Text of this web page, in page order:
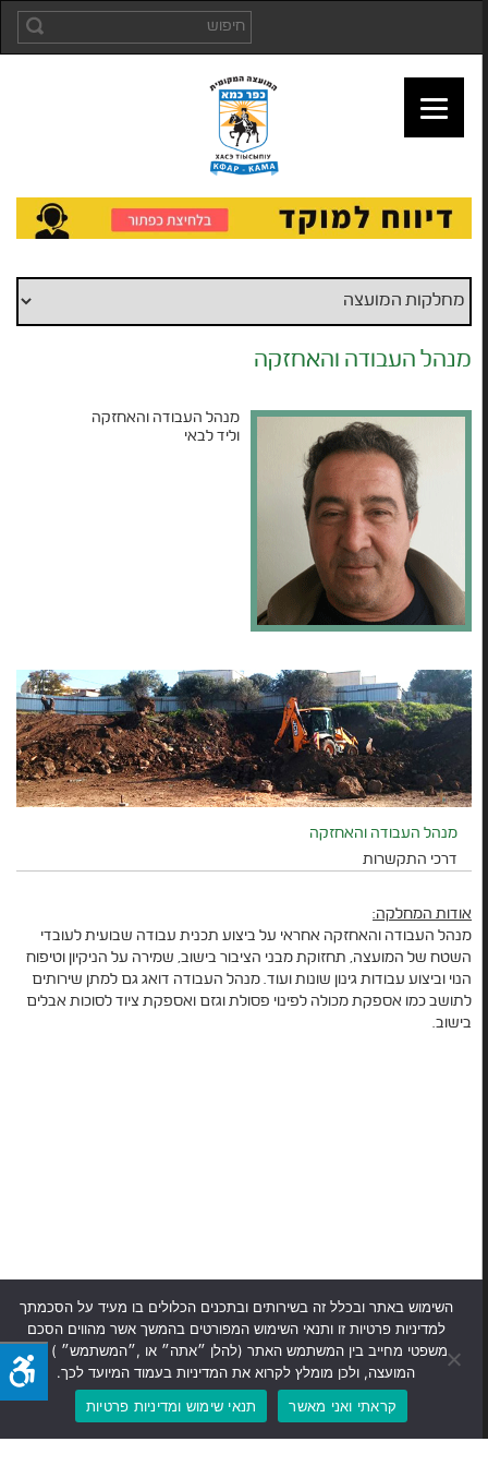
מנהל העבודה והאחזקה
מנהל העבודה והאחזקה
וליד לבאי
מנהל העבודה והאחזקה
דרכי התקשרות
אודות המחלקה:
מנהל העבודה והאחזקה אחראי על ביצוע תכנית עבודה שבועית לעובדי
השטח של המועצה, תחזוקת מבני הציבור בישוב, שמירה על הניקיון וטיפוח
הנוי וביצוע עבודות גינון שונות ועוד. מנהל העבודה דואג גם למתן שירותים
לתושב כמו אספקת מכולה לפינוי פסולת וגזם ואספקת ציוד לסוכות אבלים
בישוב.
השימוש באתר ובכלל זה בשירותים ובתכנים הכלולים בו מעיד על הסכמתך
למדיניות פרטיות זו ותנאי השימוש המפורטים בהמשך אשר מהווים הסכם
משפטי מחייב בין המשתמש האתר (להלן ״אתה״ או ,״המשתמש״ ) לבין
המועצה, ולכן מומלץ לקרוא את המדיניות בעמוד המיועד לכך.
קראתי ואני מאשר
תנאי שימוש ומדיניות פרטיות